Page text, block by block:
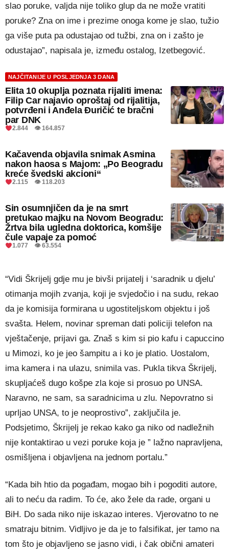
slao poruke, valjda nije toliko glup da ne može vratiti
poruke? Zna on ime i prezime onoga kome je slao, tužio
ga više puta pa odustajao od tužbi, zna on i zašto je
odustajao”, napisala je, između ostalog, Izetbegović.
NAJČITANIJE U POSLJEDNJA 3 DANA
Elita 10 okuplja poznata rijaliti imena:
Filip Car najavio oproštaj od rijalitija,
potvrđeni i Anđela Đuričić te bračni
par DNK
2.844 👁 164.857
Kačavenda objavila snimak Asmina
nakon haosa s Majom: „Po Beogradu
kreće švedski akcioni“
2.115 👁 118.203
Sin osumnjičen da je na smrt
pretukao majku na Novom Beogradu:
Žrtva bila ugledna doktorica, komšije
čule vapaje za pomoć
1.077 👁 63.554
“Vidi Škrijelj gdje mu je bivši prijatelj i ‘saradnik u djelu’
otimanja mojih zvanja, koji je svjedočio i na sudu, rekao
da je komisija formirana u ugostiteljskom objektu i još
svašta. Helem, novinar spreman dati policiji telefon na
vještačenje, prijavi ga. Znaš s kim si pio kafu i capuccino
u Mimozi, ko je jeo šampitu a i ko je platio. Uostalom,
ima kamera i na ulazu, snimila vas. Pukla tikva Škrijelj,
skupljaćeš dugo košpe zla koje si prosuo po UNSA.
Naravno, ne sam, sa saradnicima u zlu. Nepovratno si
uprljao UNSA, to je neoprostivo”, zaključila je.
Podsjetimo, Škrijelj je rekao kako ga niko od nadležnih
nije kontaktirao u vezi poruke koja je ” lažno napravljena,
osmišljena i objavljena na jednom portalu.”
“Kada bih htio da pogađam, mogao bih i pogoditi autore,
ali to neću da radim. To će, ako žele da rade, organi u
BiH. Do sada niko nije iskazao interes. Vjerovatno to ne
smatraju bitnim. Vidljivo je da je to falsifikat, jer tamo na
tom što je objavljeno se jasno vidi, i čak obični amateri